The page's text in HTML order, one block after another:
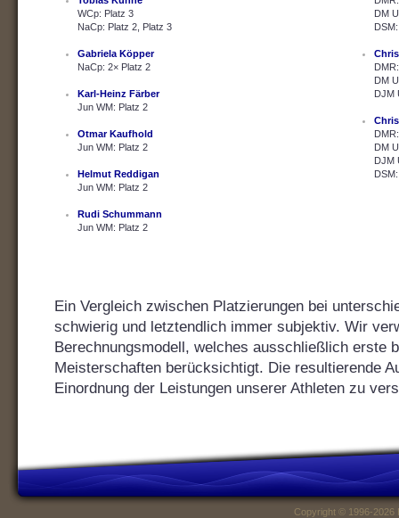
WCp: Platz 3
NaCp: Platz 2, Platz 3
Gabriela Köpper
NaCp: 2× Platz 2
Karl-Heinz Färber
Jun WM: Platz 2
Otmar Kaufhold
Jun WM: Platz 2
Helmut Reddigan
Jun WM: Platz 2
Rudi Schummann
Jun WM: Platz 2
DM
DM
DJM
DM
DJM
Ein Vergleich zwischen Platzierungen bei
schwierig und letztendlich immer subjektiv. Wir
Berechnungsmodell, welches ausschließlich erste
Meisterschaften berücksichtigt. Die resultierende
Einordnung der Leistungen unserer Athleten zu
Copyright © 1996-2026